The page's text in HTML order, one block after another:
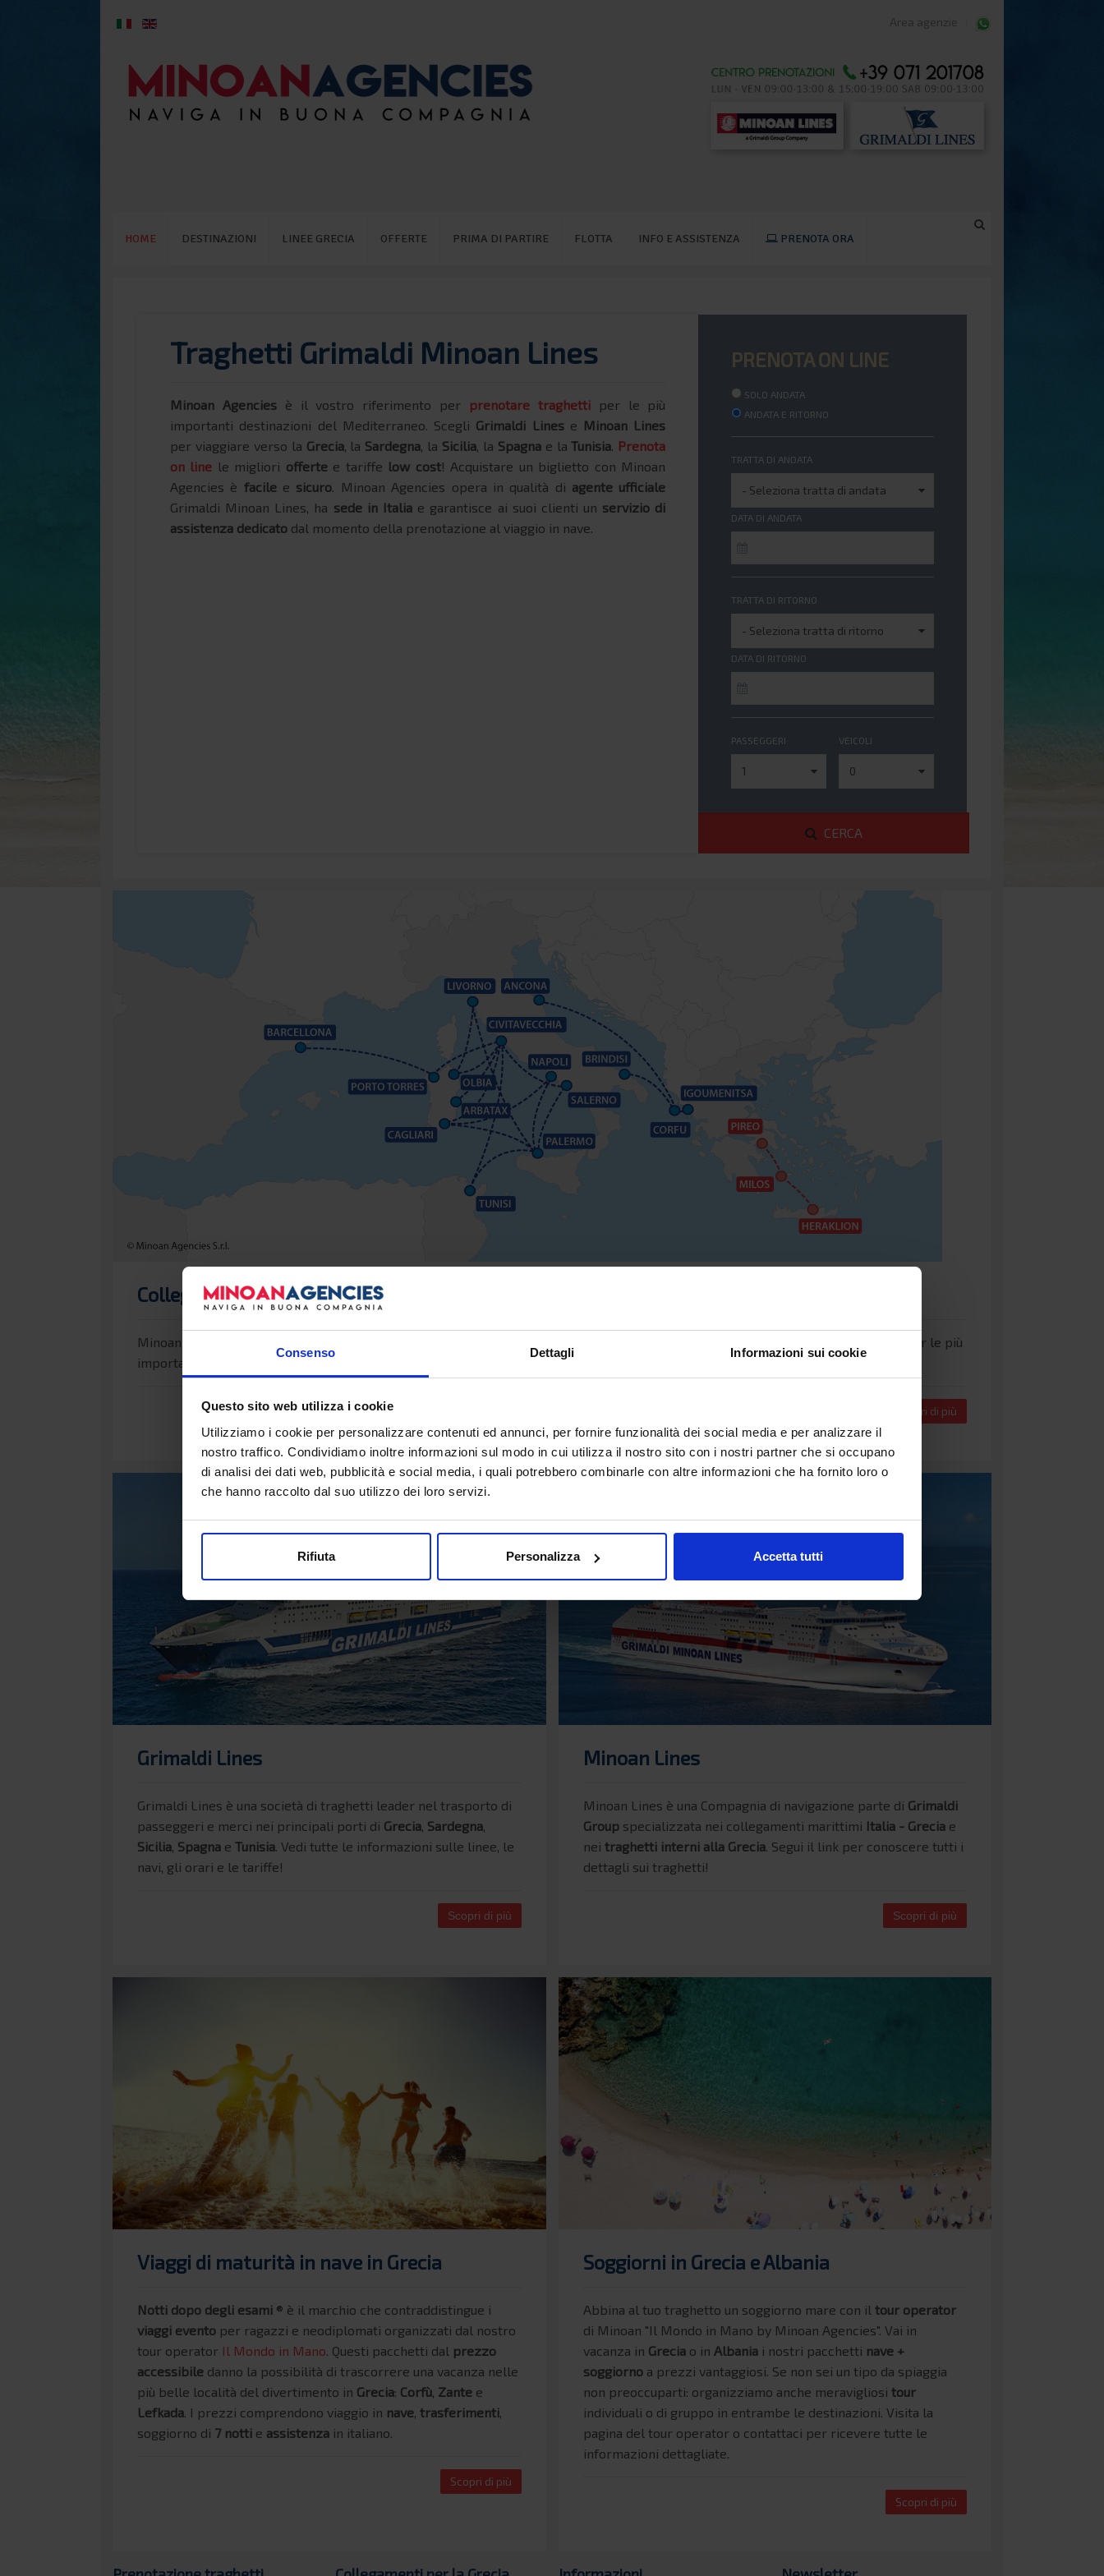
Consenso Dettagli Informazioni sui cookie
Questo sito web utilizza i cookie
Utilizziamo i cookie per personalizzare contenuti ed annunci, per fornire funzionalità dei social media e per analizzare il
nostro traffico. Condividiamo inoltre informazioni sul modo in cui utilizza il nostro sito con i nostri partner che si occupano
di analisi dei dati web, pubblicità e social media, i quali potrebbero combinarle con altre informazioni che ha fornito loro o
che hanno raccolto dal suo utilizzo dei loro servizi.
Rifiuta Personalizza Accetta tutti
Area agenzie
HOME DESTINAZIONI LINEE GRECIA OFFERTE PRIMA DI PARTIRE FLOTTA INFO E ASSISTENZA PRENOTA ORA
Traghetti Grimaldi Minoan Lines
Minoan Agenciesè il vostro riferimento per prenotare traghettiper le più
importanti destinazioni del Mediterraneo. Scegli Grimaldi Linese Minoan Lines
per viaggiare verso la Grecia, la Sardegna, la Sicilia, la Spagna e laTunisia. Prenota
on line le migliori offertee tariffe low cost! Acquistare un biglietto con Minoan
Agencies è facilee sicuro. Minoan Agencies opera in qualità di agente ufficiale
Grimaldi Minoan Lines, ha sede in Italia e garantisce ai suoi clienti un servizio di
assistenza dedicato dal momento della prenotazione al viaggio in nave.
PRENOTA ON LINE
SOLO ANDATA
ANDATA E RITORNO
TRATTA DI ANDATA
DATA DI ANDATA
TRATTA DI RITORNO
DATA DI RITORNO
PASSEGGERI VEICOLI
CERCA
Collegamenti in nave per Grecia, Sardegna, Sicilia, Spagna, Tunisia
Minoan Agencies è agente delle compagnie marittime
. Prenota con noi tutti i collegamenti in nave per le più
importanti destinazioni del Mediterraneo. Viaggia in traghetto versoGrecia SpagnaeTunisia.
Scopri di più
Grimaldi Lines
Grimaldi Lines è una società di traghetti leader nel trasporto di
passeggeri e merci nei principali porti di Grecia, Sardegna,
Sicilia, Spagna e Tunisia. Vedi tutte le informazioni sulle linee, le
navi, gli orari e le tariffe!
Scopri di più
Minoan Lines
Minoan Lines è una Compagnia di navigazione parte di Grimaldi
Groupspecializzata nei collegamenti marittimi Italia - Greciae
nei traghetti interni alla Grecia. Segui il link per conoscere tutti i
dettagli sui traghetti!
Scopri di più
Viaggi di maturità in nave in Grecia
Notti dopo degli esami ® è il marchio che contraddistingue i
viaggi evento per ragazzi e neodiplomati organizzati dal nostro
tour operator Il Mondo in Mano . Questi pacchetti dal prezzo
accessibile danno la possibilità di trascorrere una vacanza nelle
più belle località del divertimento in Grecia: Corfù Zante e
Lefkada . I prezzi comprendono viaggio in nave trasferimenti
soggiorno di 7 notti e assistenza in italiano.
Scopri di più
Soggiorni in Grecia e Albania
Abbina al tuo traghetto un soggiorno mare con il tour operator
di Minoan "Il Mondo in Mano by Minoan Agencies". Vai in
vacanza in Greciao in Albaniai nostri pacchetti nave +
soggiornoa prezzi vantaggiosi. Se non sei un tipo da spiaggia
non preoccuparti: organizziamo anche meravigliosi tour
individuali o di gruppo in entrambe le destinazioni. Visita la
pagina del tour operator o contattaci per ricevere tutte le
informazioni dettagliate.
Scopri di più